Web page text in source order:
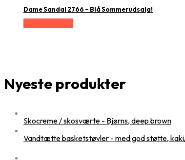
Dame Sandal 2766 – Blå Sommerudsalg!
Nyeste produkter
Skocreme / skosværte - Bjørns, deep brown
Vandtætte basketstøvler - med god støtte,